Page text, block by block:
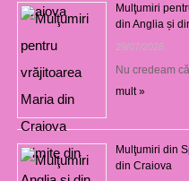
Mulţumiri
din Anglia și
29/07/2026
Nu credeam
mult »
Mulţumiri din
din Craiova